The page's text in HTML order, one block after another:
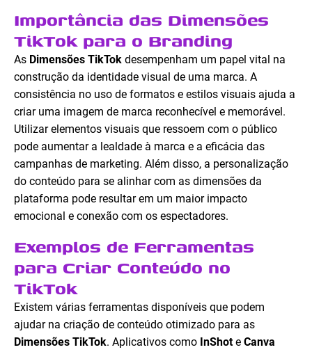
Importância das Dimensões
TikTok para o Branding
As Dimensões TikTok desempenham um papel vital na
construção da identidade visual de uma marca. A
consistência no uso de formatos e estilos visuais ajuda a
criar uma imagem de marca reconhecível e memorável.
Utilizar elementos visuais que ressoem com o público
pode aumentar a lealdade à marca e a eficácia das
campanhas de marketing. Além disso, a personalização
do conteúdo para se alinhar com as dimensões da
plataforma pode resultar em um maior impacto
emocional e conexão com os espectadores.
Exemplos de Ferramentas
para Criar Conteúdo no
TikTok
Existem várias ferramentas disponíveis que podem
ajudar na criação de conteúdo otimizado para as
Dimensões TikTok. Aplicativos como InShote Canva